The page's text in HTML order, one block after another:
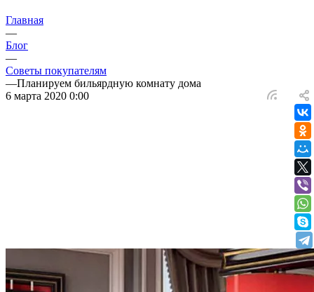
Главная
—
Блог
—
Советы покупателям
—Планируем бильярдную комнату дома
6 марта 2020 0:00